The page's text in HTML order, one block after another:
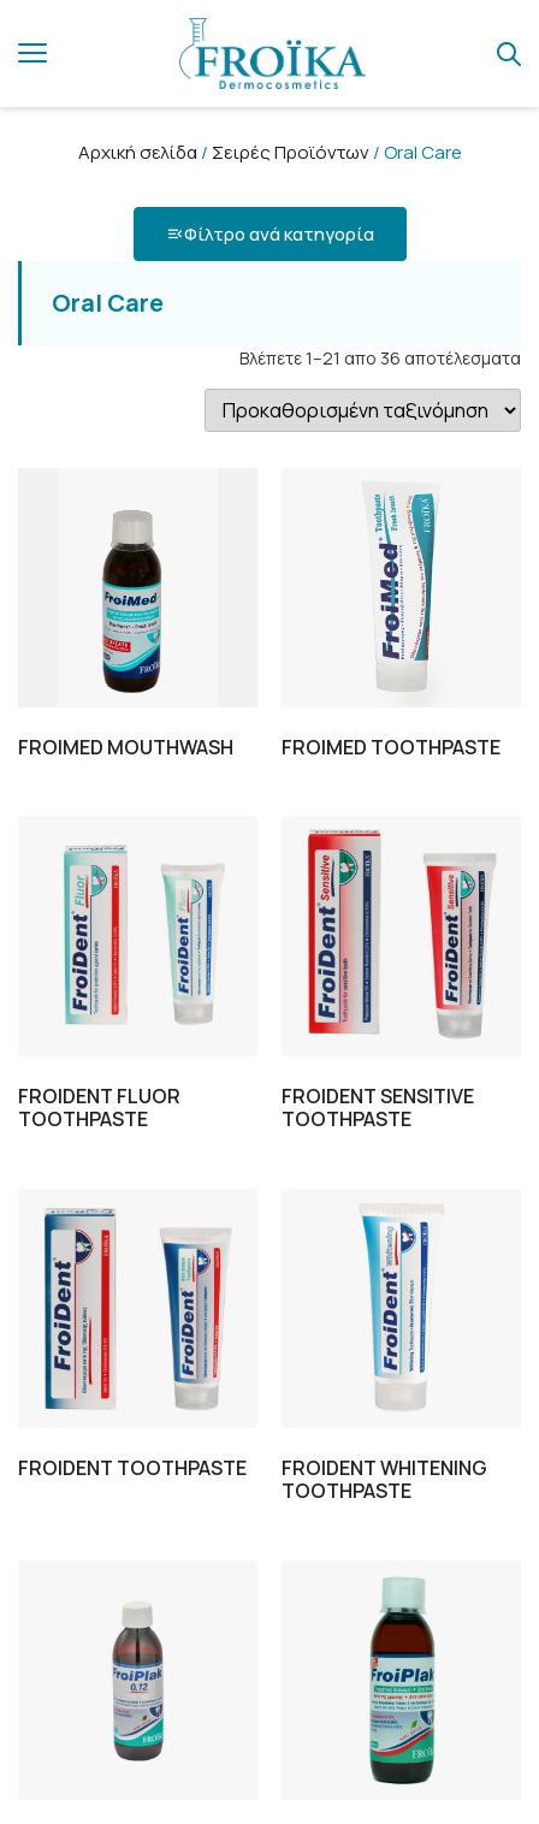
Αρχική σελίδα / Σειρές Προϊόντων/ Oral Care
Φίλτρο ανά κατηγορία
Oral Care
Βλέπετε 1–21 απο 36 αποτέλεσματα
FROIMED MOUTHWASH FROIMED TOOTHPASTE
FROIDENT FLUOR
TOOTHPASTE
FROIDENT SENSITIVE
TOOTHPASTE
FROIDENT TOOTHPASTE
FROIDENT WHITENING
TOOTHPASTE